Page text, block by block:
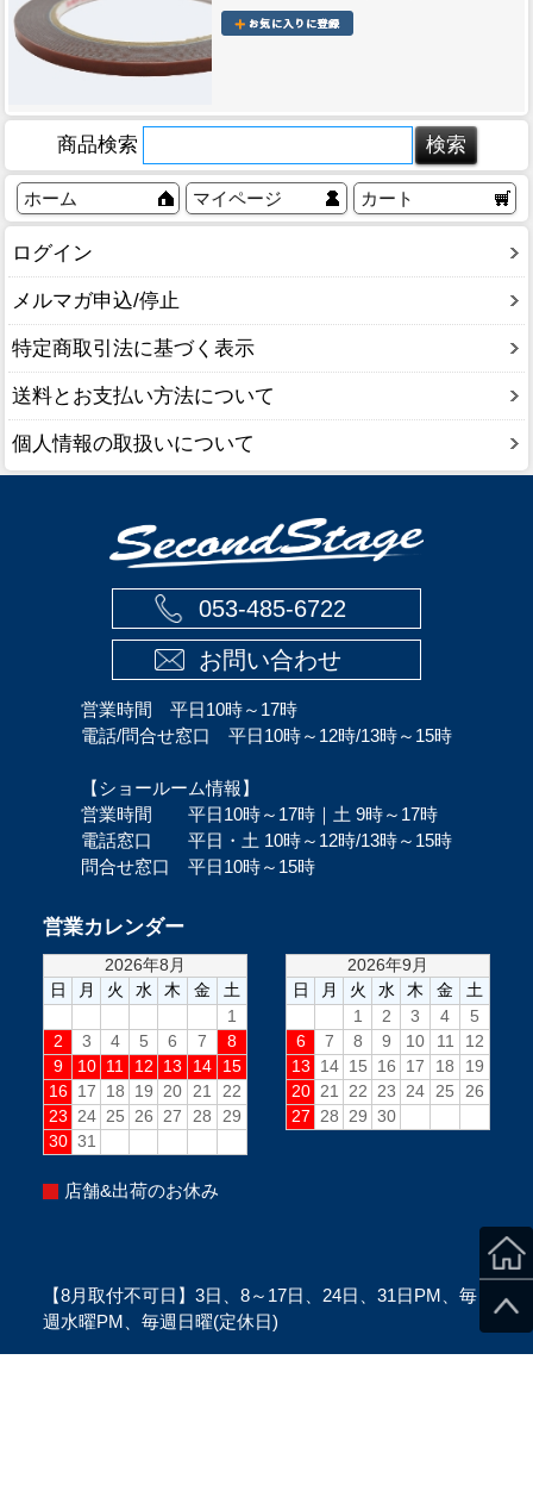
商品検索
ホーム マイページ カート
ログイン
メルマガ申込/停止
特定商取引法に基づく表示
送料とお支払い方法について
個人情報の取扱いについて
053-485-6722
お問い合わせ
営業時間 平日10時～17時
電話/問合せ窓口 平日10時～12時/13時～15時
【ショールーム情報】
営業時間 平日10時～17時｜土 9時～17時
電話窓口 平日・土 10時～12時/13時～15時
問合せ窓口 平日10時～15時
営業カレンダー
店舗&出荷のお休み
【8月取付不可日】3日、8～17日、24日、31日PM、毎
週水曜PM、毎週日曜(定休日)